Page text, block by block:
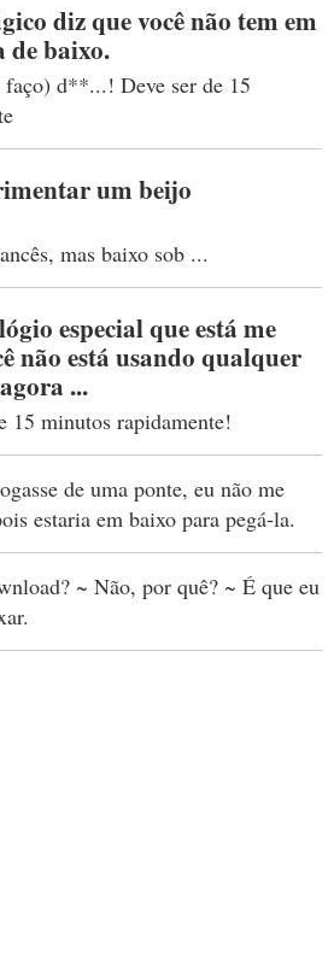
diz que você não tem em
de baixo.
d**...! Deve ser de 15
um beijo
mas baixo sob ...
especial que está me
não está usando qualquer
...
15 minutos rapidamente!
de uma ponte, eu não me
estaria em baixo para pegá-la.
~ Não, por quê? ~ É que eu